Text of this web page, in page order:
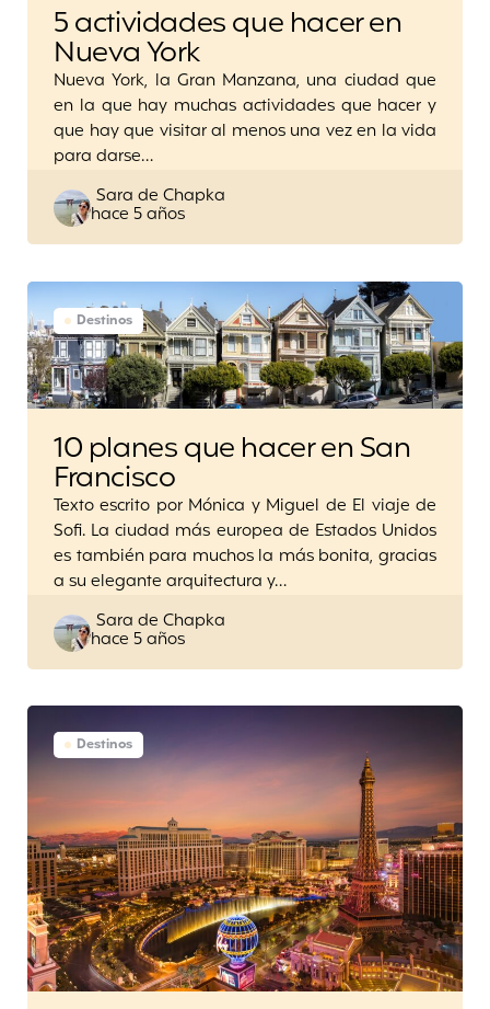
5 actividades que hacer en
Nueva York
Nueva York, la Gran Manzana, una ciudad que
en la que hay muchas actividades que hacer y
que hay que visitar al menos una vez en la vida
para darse…
Posted
by
Sara de Chapka
hace 5 años
Destinos
10 planes que hacer en San
Francisco
Texto escrito por Mónica y Miguel de El viaje de
Sofi. La ciudad más europea de Estados Unidos
es también para muchos la más bonita, gracias
a su elegante arquitectura y…
Posted
by
Sara de Chapka
hace 5 años
Destinos